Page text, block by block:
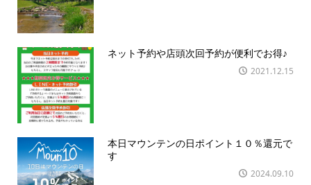
ネット予約や店頭次回予約が便利でお得♪
2021.12.15
本日マウンテンの日ポイント１０％還元で
す
2024.09.10